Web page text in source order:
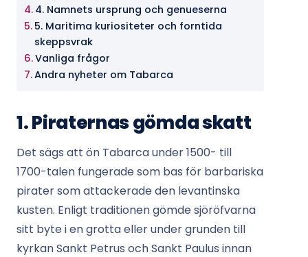
4. Namnets ursprung och genueserna
5. Maritima kuriositeter och forntida
skeppsvrak
Vanliga frågor
Andra nyheter om Tabarca
1. Piraternas gömda skatt
Det sägs att ön Tabarca under 1500- till
1700-talen fungerade som bas för barbariska
pirater som attackerade den levantinska
kusten. Enligt traditionen gömde sjöröfvarna
sitt byte i en grotta eller under grunden till
kyrkan Sankt Petrus och Sankt Paulus innan